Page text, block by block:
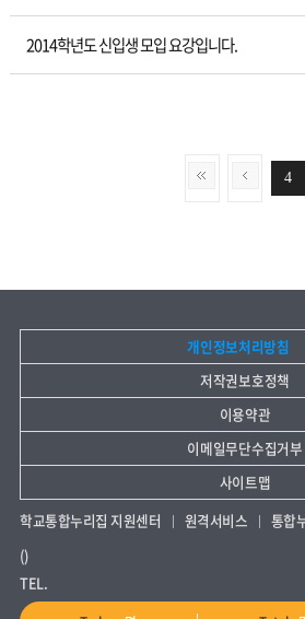
2014학년도 신입생 모입 요강입니다.
4
개인정보처리방침
저작권보호정책
이용약관
이메일무단수집거부
사이트맵
학교통합누리집 지원센터
원격서비스
통합
()
TEL.